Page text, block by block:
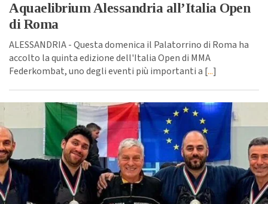
Aquaelibrium Alessandria all’Italia Open
di Roma
ALESSANDRIA - Questa domenica il Palatorrino di Roma ha
accolto la quinta edizione dell'Italia Open di MMA
Federkombat, uno degli eventi più importanti a [...]